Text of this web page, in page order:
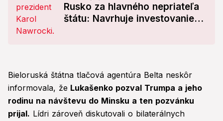
Rusko za hlavného nepriateľa
štátu: Navrhuje investovanie
Bieloruská štátna tlačová agentúra Belta neskôr
informovala, že Lukašenko pozval Trumpa a jeho
rodinu na návštevu do Minsku a ten pozvánku
prijal. Lídri zároveň diskutovali o bilaterálnych